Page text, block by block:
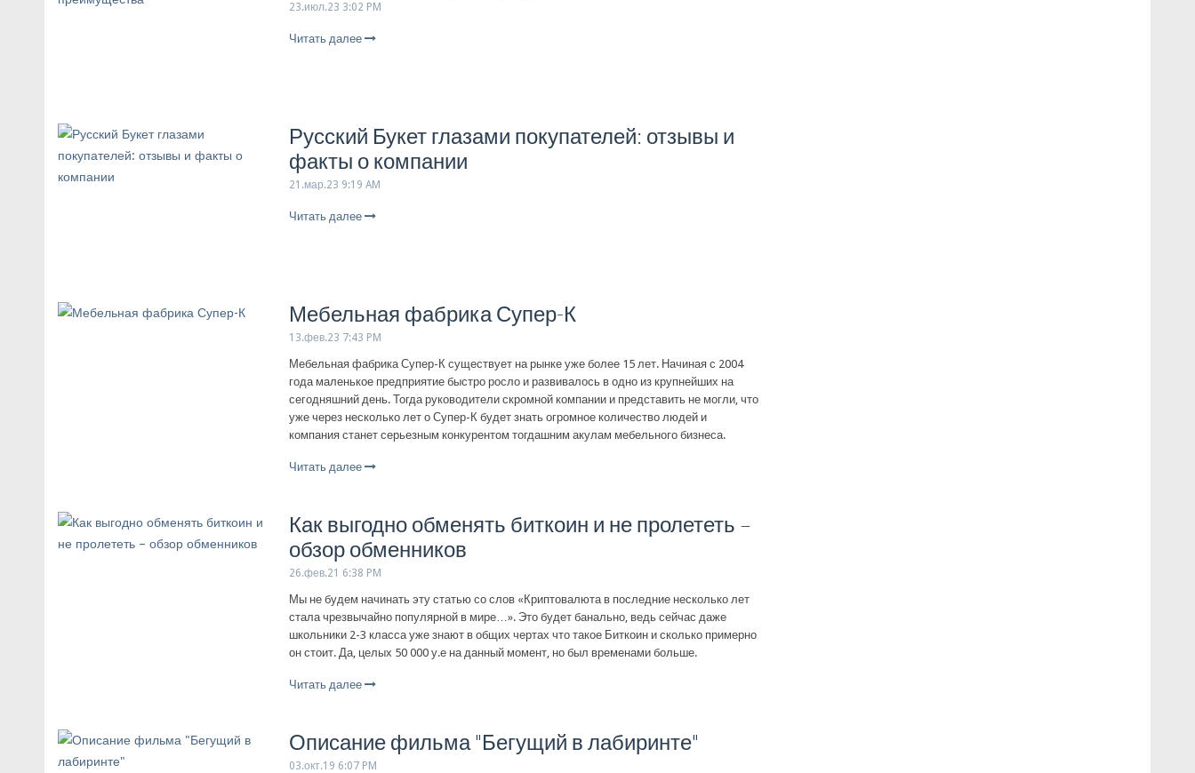
23.июл.23 3:02 PM
Читать далее
Русский Букет глазами покупателей: отзывы и
факты о компании
21.мар.23 9:19 AM
Читать далее
Мебельная фабрика Супер-К
13.фев.23 7:43 PM
Мебельная фабрика Супер-К существует на рынке уже более 15 лет. Начиная с 2004
года маленькое предприятие быстро росло и развивалось в одно из крупнейших на
сегодняшний день. Тогда руководители скромной компании и представить не могли, что
уже через несколько лет о Супер-К будет знать огромное количество людей и
компания станет серьезным конкурентом тогдашним акулам мебельного бизнеса.
Читать далее
Как выгодно обменять биткоин и не пролететь –
обзор обменников
26.фев.21 6:38 PM
Мы не будем начинать эту статью со слов «Криптовалюта в последние несколько лет
стала чрезвычайно популярной в мире…». Это будет банально, ведь сейчас даже
школьники 2-3 класса уже знают в общих чертах что такое Биткоин и сколько примерно
он стоит. Да, целых 50 000 у.е на данный момент, но был временами больше.
Читать далее
Описание фильма "Бегущий в лабиринте"
03.окт.19 6:07 PM